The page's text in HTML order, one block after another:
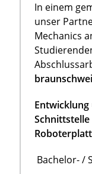
In einem
unser
Mechanics
Bachelor- /